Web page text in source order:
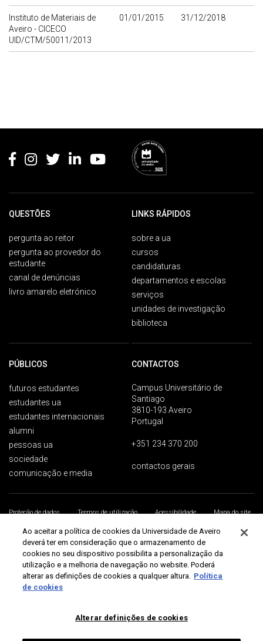
Instituto de Materiais de
Aveiro - CICECO
UID/CTM/50011/2013
01/01/2015 31/12/2018
QUESTÕES
pergunta ao reitor
pergunta ao provedor do
estudante
canal de denúncias
livro amarelo eletrónico
LINKS RÁPIDOS
sobre a ua
cursos
candidaturas
departamentos e escolas
serviços
unidades de investigação
biblioteca
PÚBLICOS
futuros estudantes
estudantes ua
estudantes internacionais
alumni
pessoas ua
sociedade
comunicação e media
CONTACTOS
Campus Universitário de
Santiago
3810-193 Aveiro
Portugal
+351 234 370 200
contactos gerais
Proteção de dados Termos de utilização Acessibilidade
Mapa do site
Universidade de Aveiro 2026
Ao aceitar a política de cookies da Universidade de Aveiro
deverá ter em consideração que o armazenamento de
cookies no seu dispositivo possibilita a personalização da
utilização e a melhoria de navegação no website. Poderá
alterar as definições de cookies a qualquer altura. Política
de cookies
Alterar definições de cookies